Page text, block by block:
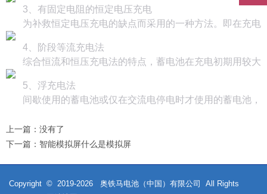
3、有固定电阻的恒定电压充电
为补救恒定电压充电的缺点而采用的一种方法。即在充
4、阶段等流充电法
综合恒流和恒压充电法的特点，蓄电池在充电初期用较
5、浮充电法
间歇使用的蓄电池或仅在交流电停电时才使用的蓄电池
上一篇： 没有了
下一篇： 智能模拟屏什么是模拟屏
Copyright © 2019-2026
奥铁马电池（中国）有限公司 All Rights